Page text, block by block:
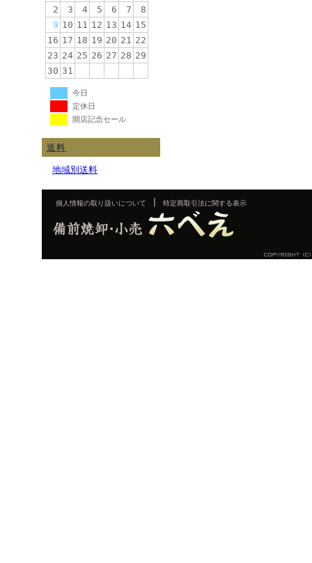
2
3 4 5 6 7
8
9 10 11 12 13 14 15
16 17 18 19 20 21 22
23 24 25 26 27 28 29
30 31
今日
定休日
開店記念セール
送料
地域別送料
個人情報の取り扱いについて 特定商取引法に関する表示